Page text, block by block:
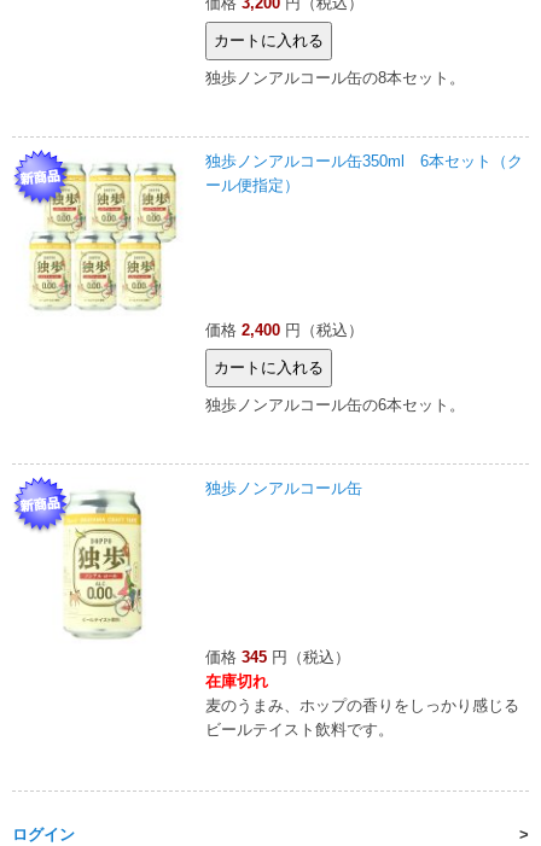
独歩ノンアルコール缶の8本セット。
独歩ノンアルコール缶350ml 6本セット（ク
ール便指定）
価格 2,400 円（税込）
独歩ノンアルコール缶の6本セット。
独歩ノンアルコール缶
価格 345 円（税込）
在庫切れ
麦のうまみ、ホップの香りをしっかり感じる
ビールテイスト飲料です。
ログイン